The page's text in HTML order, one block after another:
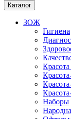
Каталог
ЗОЖ
Гигиена
Наборы